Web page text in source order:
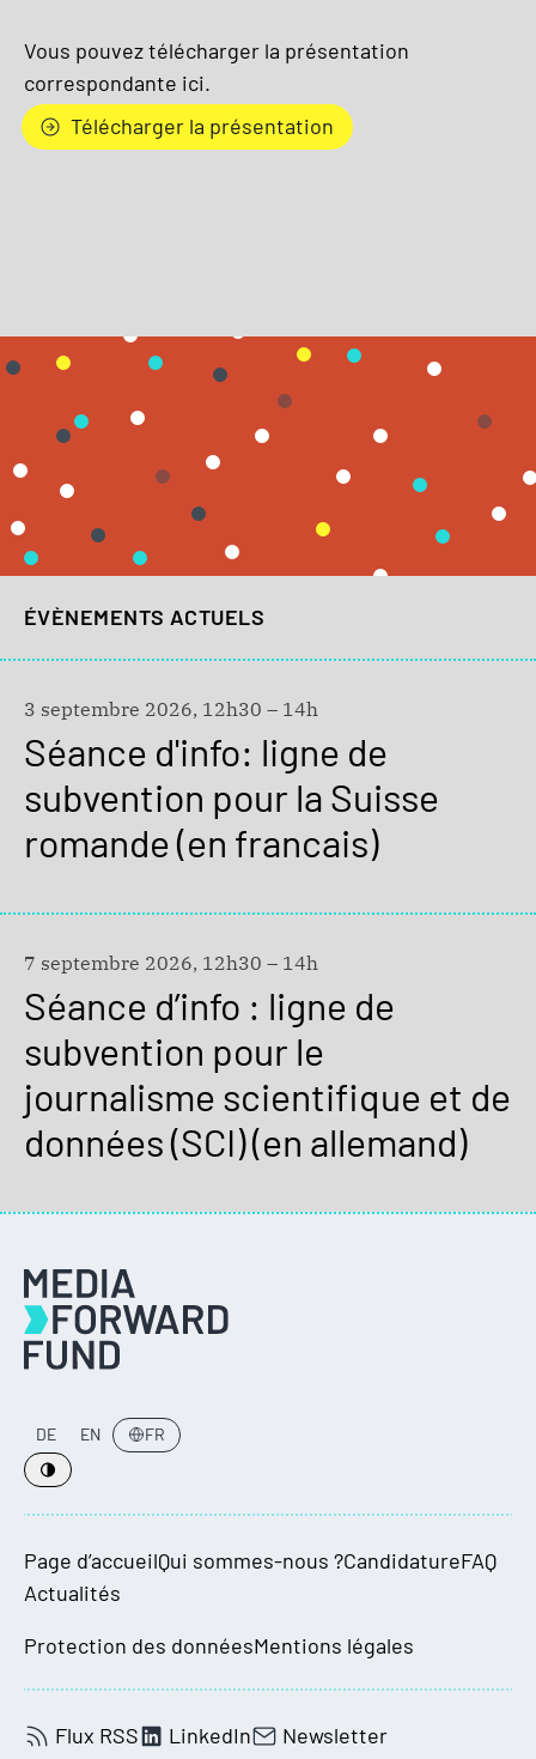
Vous pouvez télécharger la présentation
correspondante ici.
Télécharger la présentation
ÉVÈNEMENTS ACTUELS
3 septembre 2026, 12h30 – 14h
Séance d'info: ligne de
subvention pour la Suisse
romande (en francais)
7 septembre 2026, 12h30 – 14h
Séance d’info : ligne de
subvention pour le
journalisme scientifique et de
données (SCI) (en allemand)
Page d’accueilQui sommes-nous ?CandidatureFAQ
Actualités
DE EN FR
Protection des donnéesMentions légales
Flux RSS LinkedIn Newsletter